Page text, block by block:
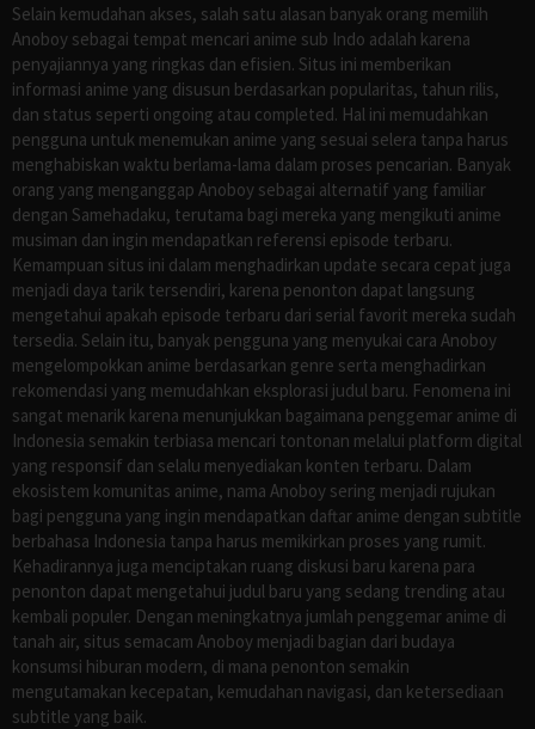
Selain kemudahan akses, salah satu alasan banyak orang memilih
Anoboy sebagai tempat mencari anime sub Indo adalah karena
penyajiannya yang ringkas dan efisien. Situs ini memberikan
informasi anime yang disusun berdasarkan popularitas, tahun rilis,
dan status seperti ongoing atau completed. Hal ini memudahkan
pengguna untuk menemukan anime yang sesuai selera tanpa harus
menghabiskan waktu berlama-lama dalam proses pencarian. Banyak
orang yang menganggap Anoboy sebagai alternatif yang familiar
dengan Samehadaku, terutama bagi mereka yang mengikuti anime
musiman dan ingin mendapatkan referensi episode terbaru.
Kemampuan situs ini dalam menghadirkan update secara cepat juga
menjadi daya tarik tersendiri, karena penonton dapat langsung
mengetahui apakah episode terbaru dari serial favorit mereka sudah
tersedia. Selain itu, banyak pengguna yang menyukai cara Anoboy
mengelompokkan anime berdasarkan genre serta menghadirkan
rekomendasi yang memudahkan eksplorasi judul baru. Fenomena ini
sangat menarik karena menunjukkan bagaimana penggemar anime di
Indonesia semakin terbiasa mencari tontonan melalui platform digital
yang responsif dan selalu menyediakan konten terbaru. Dalam
ekosistem komunitas anime, nama Anoboy sering menjadi rujukan
bagi pengguna yang ingin mendapatkan daftar anime dengan subtitle
berbahasa Indonesia tanpa harus memikirkan proses yang rumit.
Kehadirannya juga menciptakan ruang diskusi baru karena para
penonton dapat mengetahui judul baru yang sedang trending atau
kembali populer. Dengan meningkatnya jumlah penggemar anime di
tanah air, situs semacam Anoboy menjadi bagian dari budaya
konsumsi hiburan modern, di mana penonton semakin
mengutamakan kecepatan, kemudahan navigasi, dan ketersediaan
subtitle yang baik.